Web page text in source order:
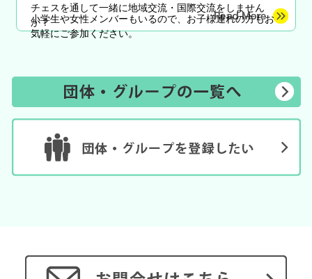
チェスを通して一緒に地域交流・国際交流をしません
か？
小学生や女性メンバーもいるので、お子様連れの方もお
気軽にご参加ください。